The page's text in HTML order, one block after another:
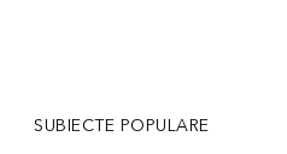
SUBIECTE POPULARE